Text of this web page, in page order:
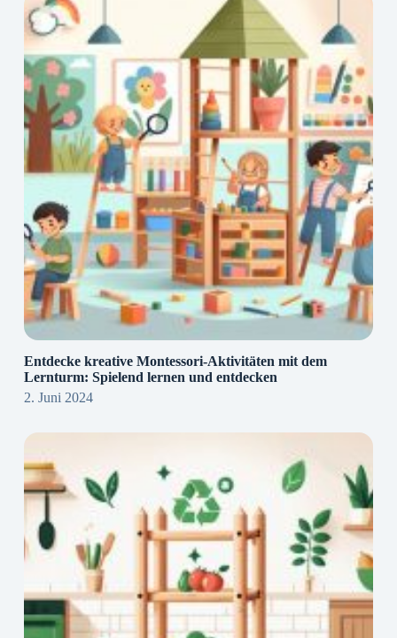
Entdecke kreative Montessori-Aktivitäten mit dem
Lernturm: Spielend lernen und entdecken
2. Juni 2024